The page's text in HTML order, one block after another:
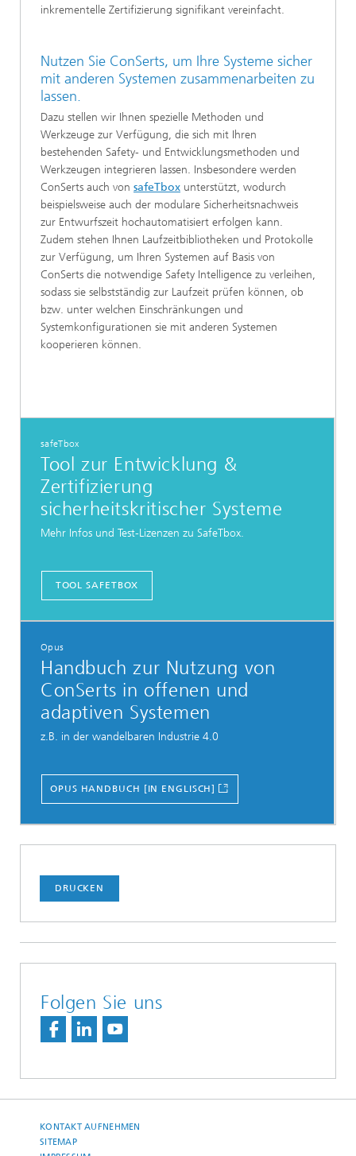
inkrementelle Zertifizierung signifikant vereinfacht.
Nutzen Sie ConSerts, um Ihre Systeme sicher
mit anderen Systemen zusammenarbeiten zu
lassen.
Dazu stellen wir Ihnen spezielle Methoden und
Werkzeuge zur Verfügung, die sich mit Ihren
bestehenden Safety- und Entwicklungsmethoden und
Werkzeugen integrieren lassen. Insbesondere werden
ConSerts auch von safeTbox unterstützt, wodurch
beispielsweise auch der modulare Sicherheitsnachweis
zur Entwurfszeit hochautomatisiert erfolgen kann.
Zudem stehen Ihnen Laufzeitbibliotheken und Protokolle
zur Verfügung, um Ihren Systemen auf Basis von
ConSerts die notwendige Safety Intelligence zu verleihen,
sodass sie selbstständig zur Laufzeit prüfen können, ob
bzw. unter welchen Einschränkungen und
Systemkonfigurationen sie mit anderen Systemen
kooperieren können.
safeTbox
Tool zur Entwicklung &
Zertifizierung
sicherheitskritischer Systeme
Mehr Infos und Test-Lizenzen zu SafeTbox.
TOOL SAFETBOX
Opus
Handbuch zur Nutzung von
ConSerts in offenen und
adaptiven Systemen
z.B. in der wandelbaren Industrie 4.0
OPUS HANDBUCH [IN ENGLISCH]
DRUCKEN
Folgen Sie uns
KONTAKT AUFNEHMEN
SITEMAP